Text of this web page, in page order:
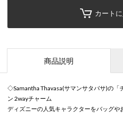
カート
商品説明
◇Samantha Thavasa(サマンサタバサ)の「
ン 2wayチャーム
ディズニーの人気キャラクターをバッグや